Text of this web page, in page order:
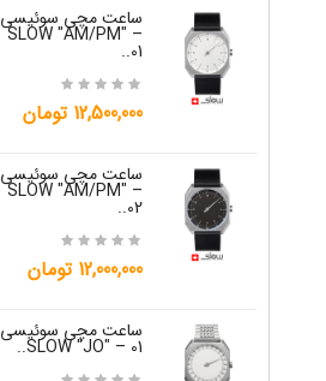
ساعت مچی سوئیسی
SLOW "AM/PM" –
01..
12,500,000 تومان
ساعت مچی سوئیسی
SLOW "AM/PM" –
02..
12,000,000 تومان
ساعت مچی سوئیسی
SLOW "JO" – 01..